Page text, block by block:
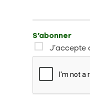
S’abonner
J’accepte